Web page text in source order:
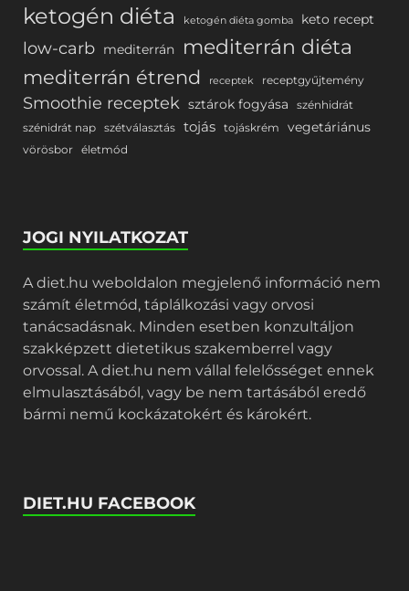
ketogén diéta ketogén diéta gomba keto recept
low-carb mediterrán mediterrán diéta
mediterrán étrend receptek receptgyűjtemény
Smoothie receptek sztárok fogyása
szénhidrát
szénidrát nap szétválasztás tojás tojáskrém vegetáriánus
vörösbor életmód
JOGI NYILATKOZAT
A diet.hu weboldalon megjelenő információ nem
számít életmód, táplálkozási vagy orvosi
tanácsadásnak. Minden esetben konzultáljon
szakképzett dietetikus szakemberrel vagy
orvossal. A diet.hu nem vállal felelősséget ennek
elmulasztásából, vagy be nem tartásából eredő
bármi nemű kockázatokért és károkért.
DIET.HU FACEBOOK